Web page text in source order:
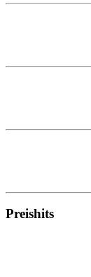
Preishits